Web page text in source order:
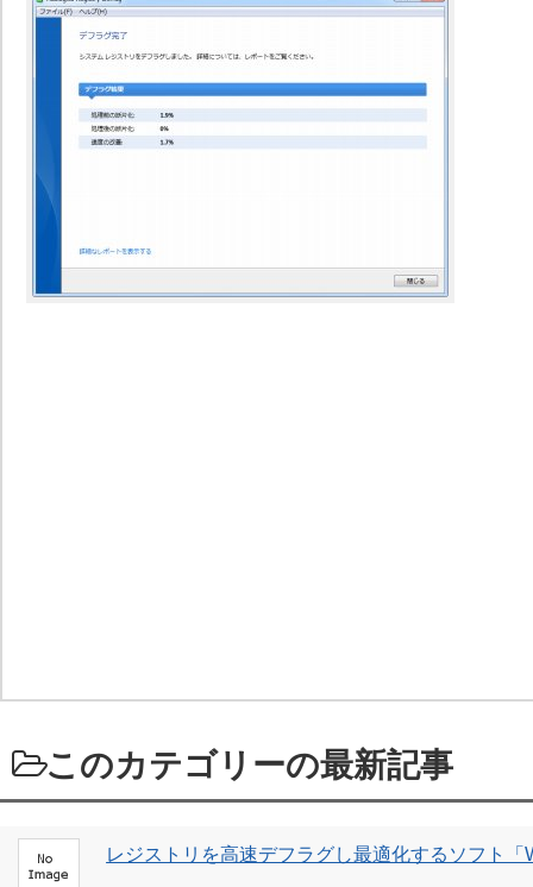
このカテゴリーの最新記事
レジストリを高速デフラグし最適化するソフト